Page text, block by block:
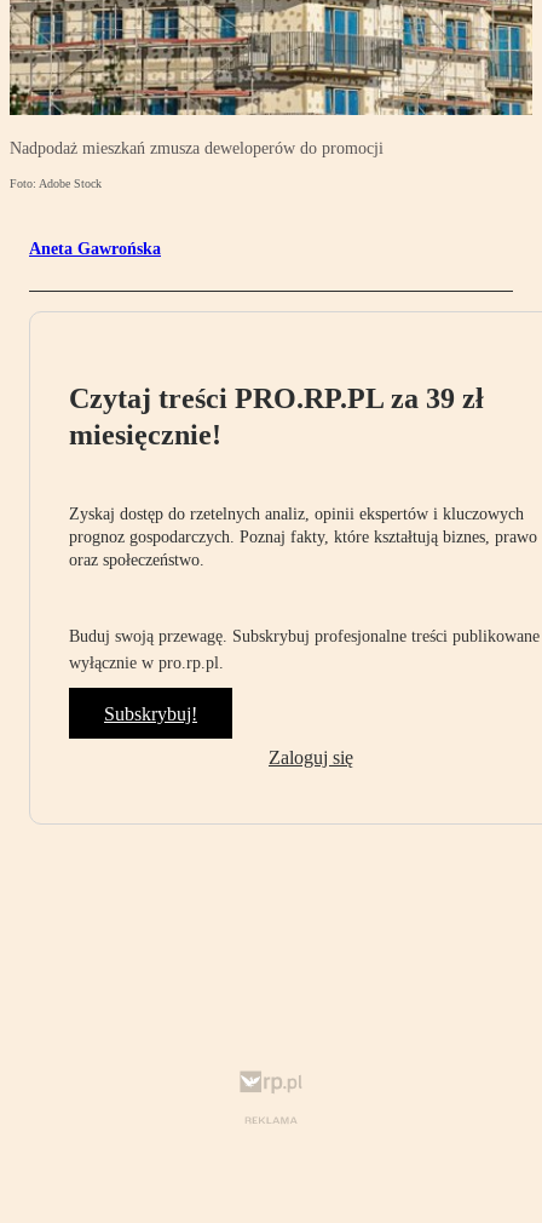
Nadpodaż mieszkań zmusza deweloperów do promocji
Foto: Adobe Stock
Aneta Gawrońska
Czytaj treści PRO.RP.PL za 39 zł
miesięcznie!
Zyskaj dostęp do rzetelnych analiz, opinii ekspertów i kluczowych
prognoz gospodarczych. Poznaj fakty, które kształtują biznes, prawo
oraz społeczeństwo.
Buduj swoją przewagę. Subskrybuj profesjonalne treści publikowane
wyłącznie w pro.rp.pl.
Subskrybuj!
Zaloguj się